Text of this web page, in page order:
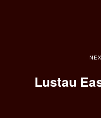
Lustau